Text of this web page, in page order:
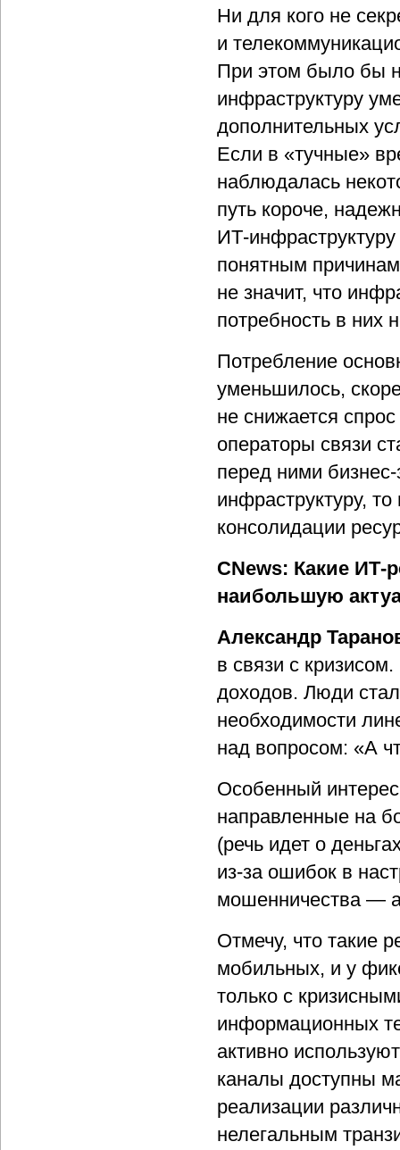
Ни для кого не
и
При этом было бы
инфраструктуру
дополнительных
Если в «тучные»
наблюдалась
путь короче,
ИТ-
понятным
не значит, что
потребность в них
Потребление
уменьшилось,
не снижается
операторы связи
перед ними
инфраструктуру,
консолидации
CNews: Какие ИТ-
наибольшую
Александр
в связи с
доходов. Люди
необходимости
над вопросом: «А
Особенный
направленные на
(речь идет о
из-за ошибок в
мошенничества —
Отмечу, что такие
мобильных, и у
только с
информационных
активно
каналы доступны
реализации
нелегальным